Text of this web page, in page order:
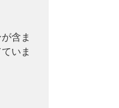
含ま
いま